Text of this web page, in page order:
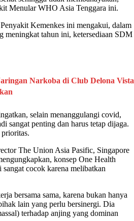
Menular WHO Asia Tenggara ini.
Kemenkes ini mengakui, dalam
meningkat tahun ini, ketersediaan SDM
Narkoba di Club Delona Vista
selain menanggulangi covid,
sangat penting dan harus tetap dijaga.
prioritas.
The Union Asia Pasific, Singapore
konsep One Health
sangat cocok karena melibatkan
bersama sama, karena bukan hanya
lain yang perlu bersinergi. Dia
terhadap anjing yang dominan